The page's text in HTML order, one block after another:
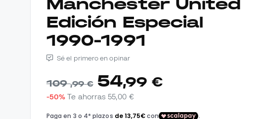
Manchester United
Edición Especial
1990-1991
Sé el primero en opinar
109,99 € 54,99 €
-50% Te ahorras55,00 €